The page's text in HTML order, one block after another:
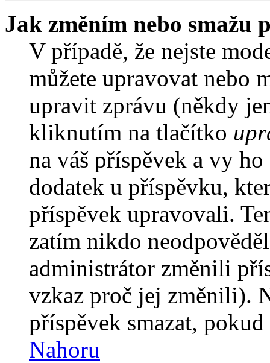
Jak změním nebo smažu
V případě, že nejste
můžete upravovat nebo
upravit zprávu (někdy
kliknutím na tlačítko
na váš příspěvek a vy
dodatek u příspěvku,
příspěvek upravovali.
zatím nikdo
administrátor změnili
vzkaz proč jej změnili).
příspěvek smazat,
Nahoru